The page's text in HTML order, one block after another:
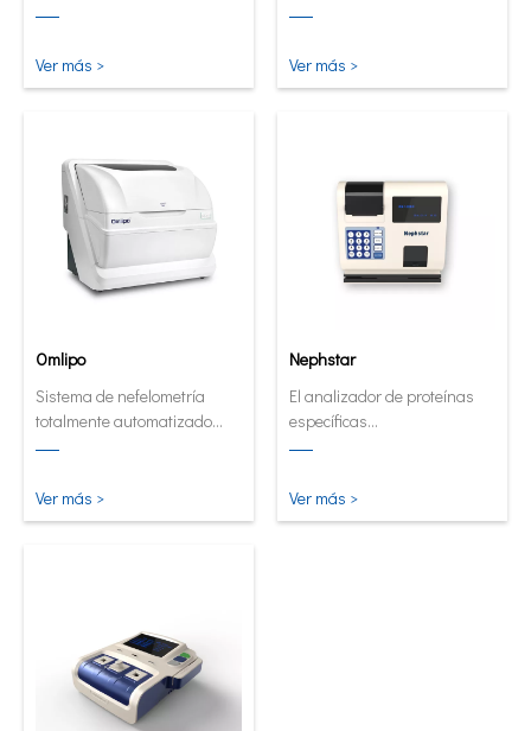
de alto volumen.
Ver más >
cartuchos innovadores.
automática y cuantitativa
ahora en su forma más
Ver más >
Omlipo
Sistema de nefelometría
totalmente automatizado
para laboratorios de
medio a alto.
Ver más >
Nephstar
El analizador de proteínas
específicas
semiautomatizado más
Ver más >